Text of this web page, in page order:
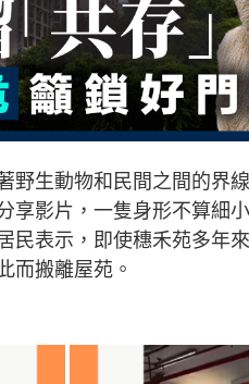
野生動物和民間之間的界
享影片，一隻身形不算細
民表示，即使穗禾苑多年
而搬離屋苑。